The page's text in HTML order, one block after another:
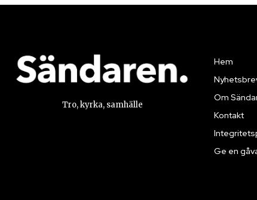
Tro, kyrka, samhälle
Hem
Om
Kontakt
Ge en